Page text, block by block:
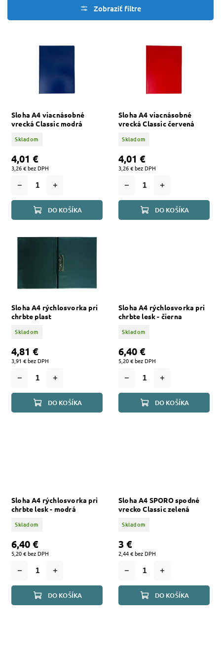
Abecedne
Sloha A4 viacnásobné
vrecká Classic modrá
Skladom
3,26 € bez DPH
4,01 €
DO KOŠÍKA
Sloha A4 viacnásobné
vrecká Classic červená
Skladom
3,26 € bez DPH
4,01 €
DO KOŠÍKA
Sloha A4 rýchlosvorka pri
chrbte plast
Skladom
3,91 € bez DPH
4,81 €
DO KOŠÍKA
Sloha A4 rýchlosvorka pri
chrbte lesk - čierna
Skladom
5,20 € bez DPH
6,40 €
DO KOŠÍKA
Sloha A4 rýchlosvorka pri
chrbte lesk - modrá
Skladom
5,20 € bez DPH
6,40 €
DO KOŠÍKA
Sloha A4 SPORO spodné
vrecko Classic zelená
Skladom
2,44 € bez DPH
3 €
DO KOŠÍKA